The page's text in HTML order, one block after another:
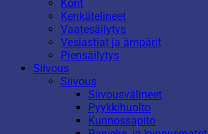
Korit
Kenkätelineet
Vaatesäilytys
Vesiastiat ja ämpärit
Piensäilytys
Siivous
Siivous
Siivousvälineet
Pyykkihuolto
Kunnossapito